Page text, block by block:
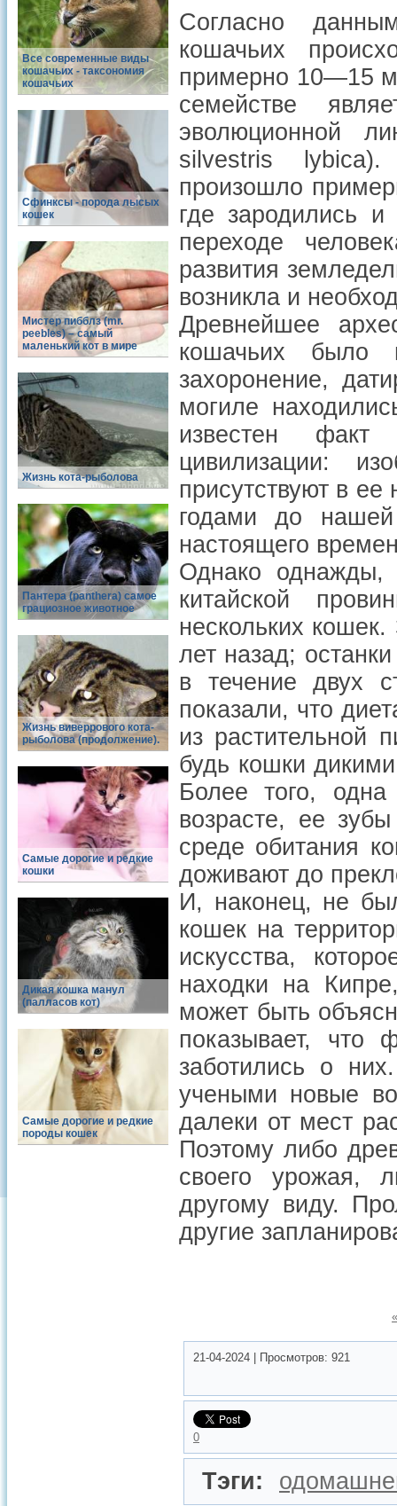
Все современные виды
кошачьих - таксономия
кошачьих
Сфинксы - порода лысых
кошек
Мистер пибблз (mr.
peebles) – самый
маленький кот в мире
Жизнь кота-рыболова
Пантера (panthera) самое
грациозное животное
Жизнь виверрового кота-
рыболова (продолжение).
Самые дорогие и редкие
кошки
Дикая кошка манул
(палласов кот)
Самые дорогие и редкие
породы кошек
Согласно
кошачьих
примерно 10—15
семействе
эволюционной
silvestris
произошло
где зародились
переходе
развития
возникла и
Древнейшее
кошачьих было
захоронение,
могиле
известен факт
цивилизации:
присутствуют в
годами до
настоящего
Однако однажды,
китайской
нескольких
лет назад;
в течение двух
показали, что
из растительной
будь кошки
Более того,
возрасте, ее
среде обитания
доживают до
И, наконец, не
кошек на
искусства,
находки на
может быть
показывает, что
заботились о
учеными новые
далеки от мест
Поэтому либо
своего урожая,
другому виду.
другие
21-04-2024 Просмотров: 921
0
Тэги: